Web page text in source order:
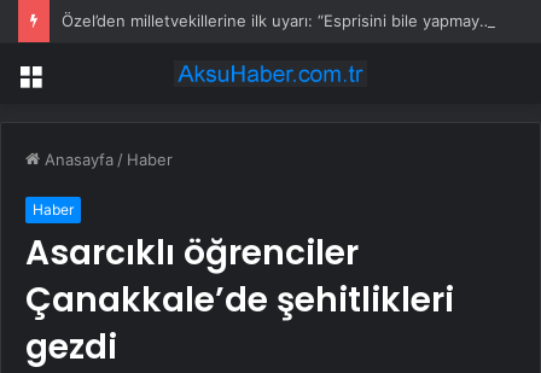
Özel’den milletvekillerine ilk uyarı: “Esprisini bile yapmayacaksınız”
Menü
Anasayfa / Haber
Haber
Asarcıklı öğrenciler
Çanakkale’de şehitlikleri
gezdi